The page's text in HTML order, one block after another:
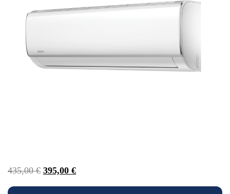
435,00€ 395,00 €